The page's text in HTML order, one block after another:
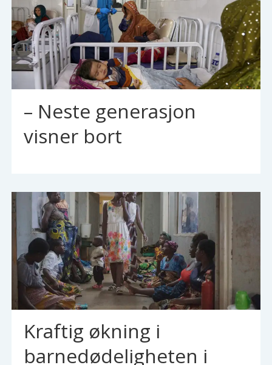
– Neste generasjon
visner bort
Kraftig økning i
barnedødeligheten i